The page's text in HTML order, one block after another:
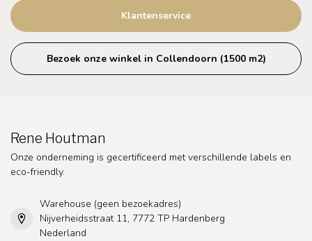
Klantenservice
Bezoek onze winkel in Collendoorn (1500 m2)
Rene Houtman
Onze onderneming is gecertificeerd met verschillende labels en
eco-friendly.
Warehouse (geen bezoekadres)
Nijverheidsstraat 11, 7772 TP Hardenberg
Nederland